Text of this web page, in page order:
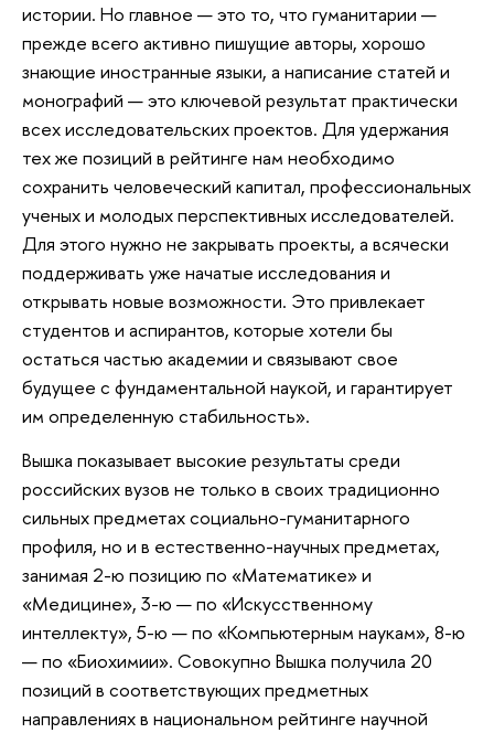
истории. Но главное — это то, что гуманитарии —
прежде всего активно пишущие авторы, хорошо
знающие иностранные языки, а написание статей и
монографий — это ключевой результат практически
всех исследовательских проектов. Для удержания
тех же позиций в рейтинге нам необходимо
сохранить человеческий капитал, профессиональных
ученых и молодых перспективных исследователей.
Для этого нужно не закрывать проекты, а всячески
поддерживать уже начатые исследования и
открывать новые возможности. Это привлекает
студентов и аспирантов, которые хотели бы
остаться частью академии и связывают свое
будущее с фундаментальной наукой, и гарантирует
им определенную стабильность».
Вышка показывает высокие результаты среди
российских вузов не только в своих традиционно
сильных предметах социально-гуманитарного
профиля, но и в естественно-научных предметах,
занимая 2-ю позицию по «Математике» и
«Медицине», 3-ю — по «Искусственному
интеллекту», 5-ю — по «Компьютерным наукам», 8-ю
— по «Биохимии». Совокупно Вышка получила 20
позиций в соответствующих предметных
направлениях в национальном рейтинге научной